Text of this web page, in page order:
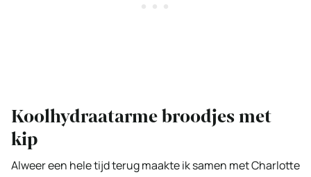
Koolhydraatarme broodjes met
kip
Alweer een hele tijd terug maakte ik samen met Charlotte